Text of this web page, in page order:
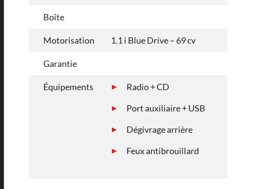
Boîte
Motorisation 1.1 i Blue Drive – 69 cv
Garantie
Équipements
Radio + CD
Port auxiliaire + USB
Dégivrage arrière
Feux antibrouillard